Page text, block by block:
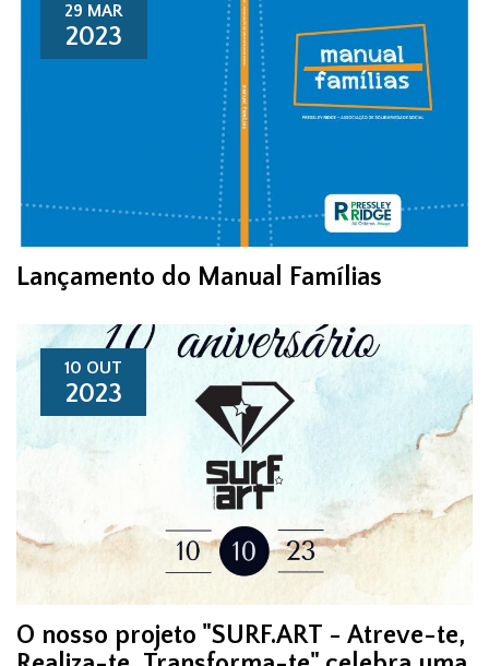
29 MAR
2023
Lançamento do Manual Famílias
10 OUT
2023
O nosso projeto "SURF.ART - Atreve-te,